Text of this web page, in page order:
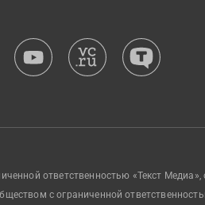
ответственностью «Текст
с ограниченной